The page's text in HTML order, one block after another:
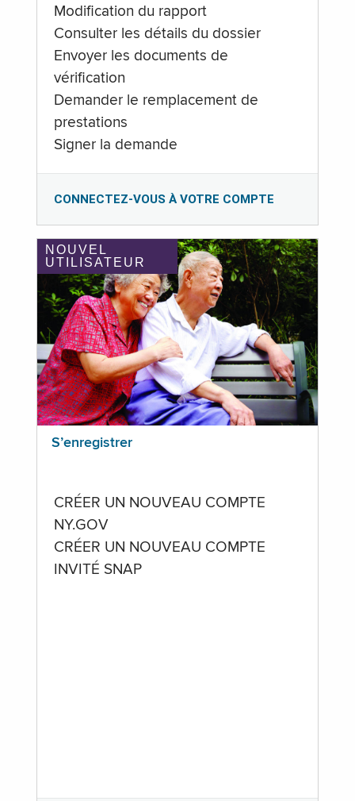
Modification du rapport
Consulter les détails du dossier
Envoyer les documents de
vérification
Demander le remplacement de
prestations
Signer la demande
CONNECTEZ-VOUS À VOTRE COMPTE
NOUVEL
UTILISATEUR
S’enregistrer
CRÉER UN NOUVEAU COMPTE
NY.GOV
CRÉER UN NOUVEAU COMPTE
INVITÉ SNAP